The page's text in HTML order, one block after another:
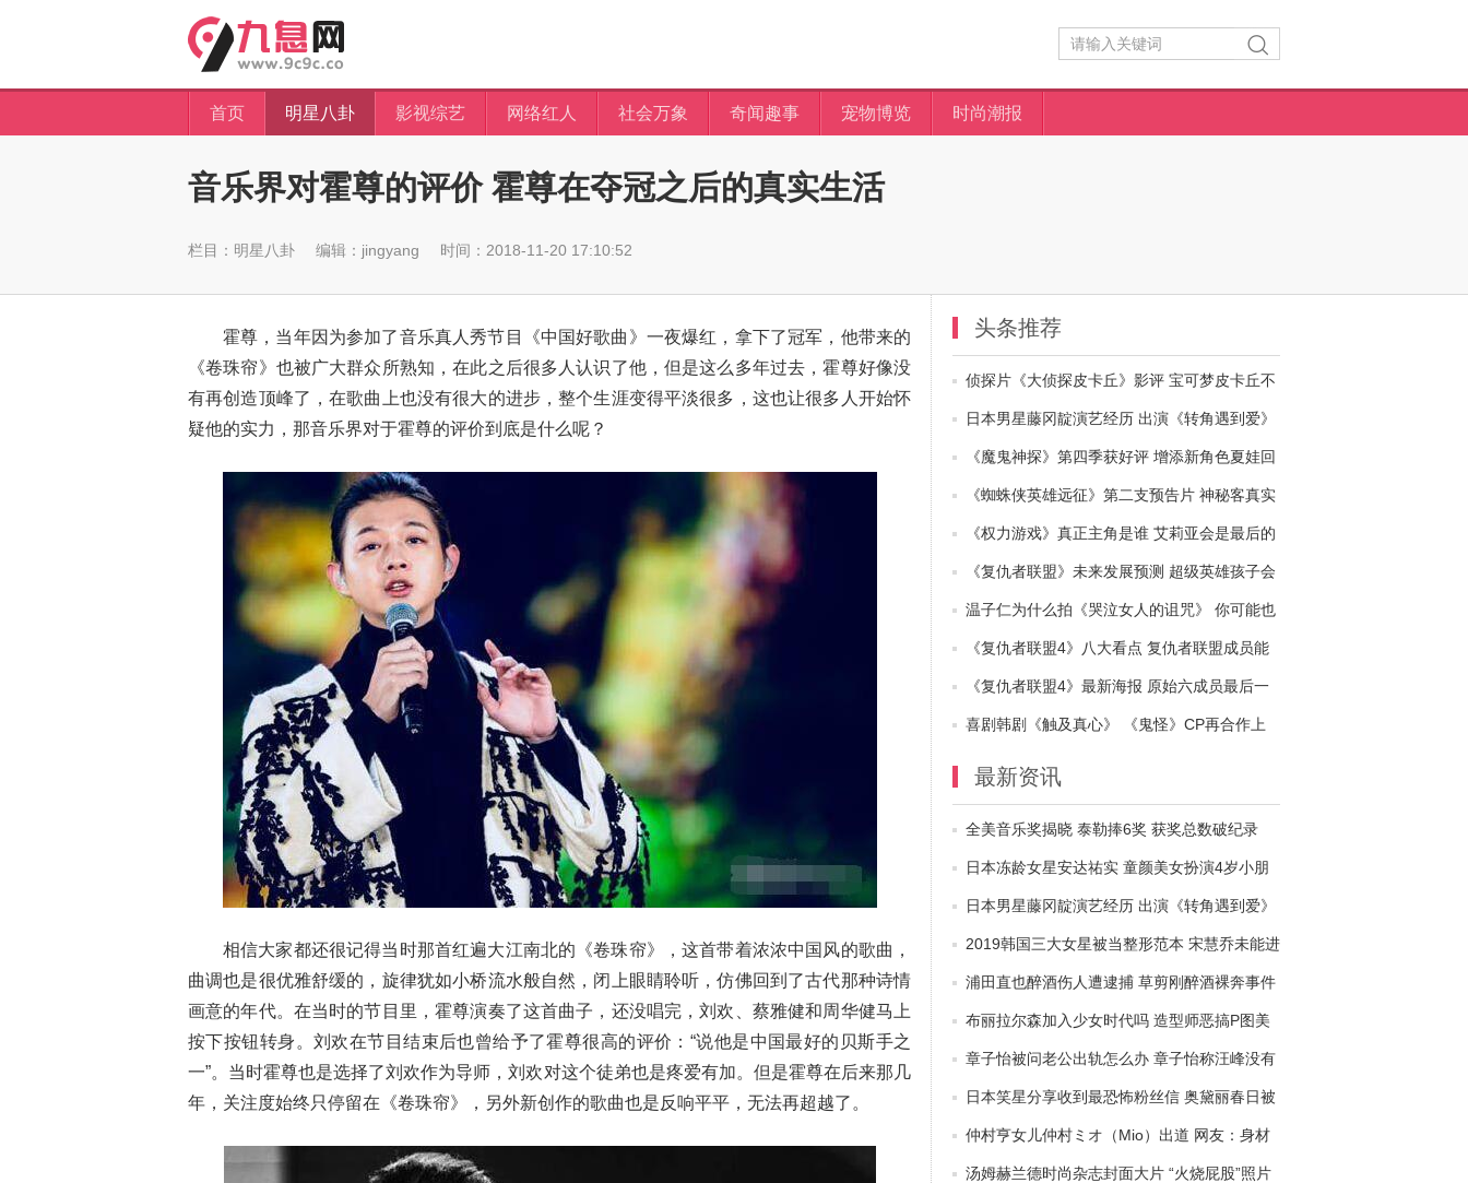
首页 明星八卦 影视综艺 网络红人 社会万象 奇闻趣事 宠物博览 时尚潮报
音乐界对霍尊的评价 霍尊在夺冠之后的真实生活
栏目： 明星八卦 编辑：jingyang 时间：2018-11-20 17:10:52
霍尊，当年因为参加了音乐真人秀节目《中国好歌曲》一夜爆红，拿下了冠军，他带来的
《卷珠帘》也被广大群众所熟知，在此之后很多人认识了他，但是这么多年过去，霍尊好像没
有再创造顶峰了，在歌曲上也没有很大的进步，整个生涯变得平淡很多，这也让很多人开始怀
疑他的实力，那音乐界对于霍尊的评价到底是什么呢？
相信大家都还很记得当时那首红遍大江南北的《卷珠帘》，这首带着浓浓中国风的歌曲，
曲调也是很优雅舒缓的，旋律犹如小桥流水般自然，闭上眼睛聆听，仿佛回到了古代那种诗情
画意的年代。在当时的节目里，霍尊演奏了这首曲子，还没唱完，刘欢、蔡雅健和周华健马上
按下按钮转身。刘欢在节目结束后也曾给予了霍尊很高的评价：“说他是中国最好的贝斯手之
一”。当时霍尊也是选择了刘欢作为导师，刘欢对这个徒弟也是疼爱有加。但是霍尊在后来那几
年，关注度始终只停留在《卷珠帘》，另外新创作的歌曲也是反响平平，无法再超越了。
头条推荐
侦探片《大侦探皮卡丘》影评 宝可梦皮卡丘不
够萌
日本男星藤冈靛演艺经历 出演《转角遇到爱》
名气大增
《魔鬼神探》第四季获好评 增添新角色夏娃回
归剧情核心
《蜘蛛侠英雄远征》第二支预告片 神秘客真实
身份是谁
《权力游戏》真正主角是谁 艾莉亚会是最后的
《复仇者联盟》未来发展预测 超级英雄孩子会
接续传奇吗
温子仁为什么拍《哭泣女人的诅咒》 你可能也
是哭泣的女人
《复仇者联盟4》八大看点 复仇者联盟成员能
否战胜宇宙最强反派
《复仇者联盟4》最新海报 原始六成员最后一
次合照
喜剧韩剧《触及真心》 《鬼怪》CP再合作上
最新资讯
全美音乐奖揭晓 泰勒捧6奖 获奖总数破纪录
日本冻龄女星安达祐实 童颜美女扮演4岁小朋
友毫无违和感
日本男星藤冈靛演艺经历 出演《转角遇到爱》
名气大增
2019韩国三大女星被当整形范本 宋慧乔未能进
入前3名
浦田直也醉酒伤人遭逮捕 草剪刚醉酒裸奔事件
被重提
布丽拉尔森加入少女时代吗 造型师恶搞P图美
照很可爱
章子怡被问老公出轨怎么办 章子怡称汪峰没有
那个胆子
日本笑星分享收到最恐怖粉丝信 奥黛丽春日被
粉丝吓着
仲村亨女儿仲村ミオ（Mio）出道 网友：身材
比木村光希好
汤姆赫兰德时尚杂志封面大片 “火烧屁股”照片